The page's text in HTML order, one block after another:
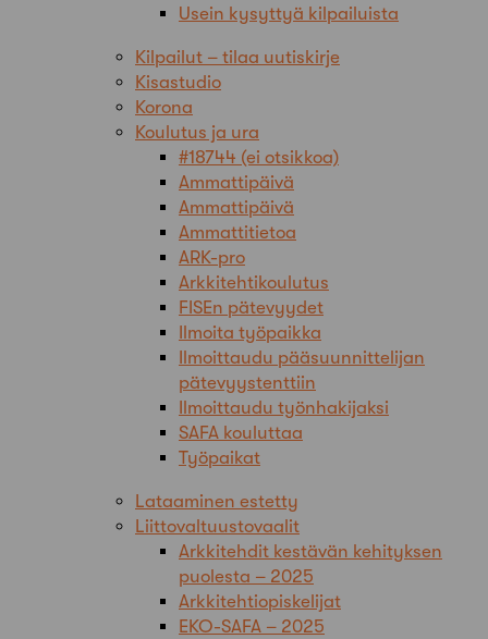
Usein kysyttyä kilpailuista
Kilpailut – tilaa uutiskirje
Kisastudio
Korona
Koulutus ja ura
#18744 (ei otsikkoa)
Ammattipäivä
Ammattipäivä
Ammattitietoa
ARK-pro
Arkkitehtikoulutus
FISEn pätevyydet
Ilmoita työpaikka
Ilmoittaudu pääsuunnittelijan
pätevyystenttiin
Ilmoittaudu työnhakijaksi
SAFA kouluttaa
Työpaikat
Lataaminen estetty
Liittovaltuustovaalit
Arkkitehdit kestävän kehityksen
puolesta – 2025
Arkkitehtiopiskelijat
EKO-SAFA – 2025